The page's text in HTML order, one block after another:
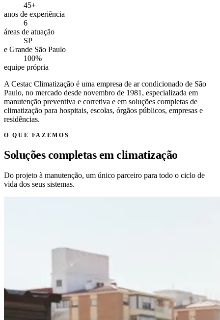
45+
anos de experiência
6
áreas de atuação
SP
e Grande São Paulo
100%
equipe própria
A Cestac Climatização é uma empresa de ar condicionado de São
Paulo, no mercado desde novembro de 1981, especializada em
manutenção preventiva e corretiva e em soluções completas de
climatização para hospitais, escolas, órgãos públicos, empresas e
residências.
O QUE FAZEMOS
Soluções completas em climatização
Do projeto à manutenção, um único parceiro para todo o ciclo de
vida dos seus sistemas.